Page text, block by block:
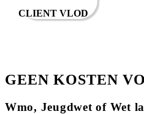
CLIENT VLOD
GEEN KOSTEN
Wmo, Jeugdwet of Wet